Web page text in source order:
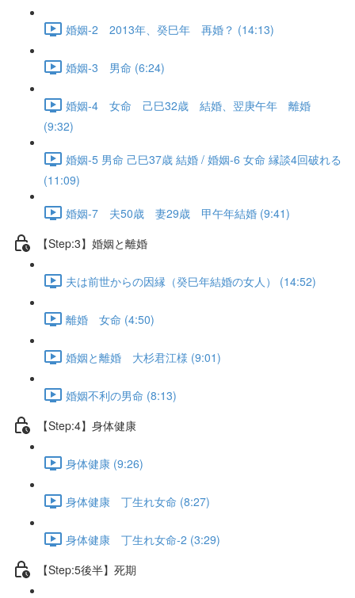
婚姻-2 2013年、癸巳年 再婚？ (14:13)
婚姻-3 男命 (6:24)
婚姻-4 女命 己巳32歳 結婚、翌庚午年 離婚
(9:32)
婚姻-5 男命 己巳37歳 結婚 / 婚姻-6 女命 縁談4回破れる
(11:09)
婚姻-7 夫50歳 妻29歳 甲午年結婚 (9:41)
【Step:3】婚姻と離婚
夫は前世からの因縁（癸巳年結婚の女人） (14:52)
離婚 女命 (4:50)
婚姻と離婚 大杉君江様 (9:01)
婚姻不利の男命 (8:13)
【Step:4】身体健康
身体健康 (9:26)
身体健康 丁生れ女命 (8:27)
身体健康 丁生れ女命-2 (3:29)
【Step:5後半】死期